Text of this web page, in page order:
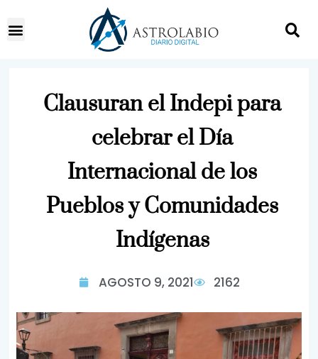
Clausuran el Indepi para
celebrar el Día
Internacional de los
Pueblos y Comunidades
Indígenas
AGOSTO 9, 2021 2162